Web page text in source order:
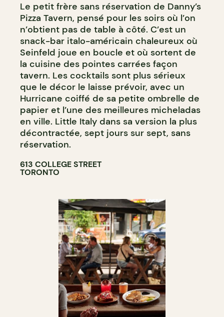
Le petit frère sans réservation de Danny’s
Pizza Tavern, pensé pour les soirs où l’on
n’obtient pas de table à côté. C’est un
snack-bar italo-américain chaleureux où
Seinfeld joue en boucle et où sortent de
la cuisine des pointes carrées façon
tavern. Les cocktails sont plus sérieux
que le décor le laisse prévoir, avec un
Hurricane coiffé de sa petite ombrelle de
papier et l’une des meilleures micheladas
en ville. Little Italy dans sa version la plus
décontractée, sept jours sur sept, sans
réservation.
613 COLLEGE STREET
TORONTO